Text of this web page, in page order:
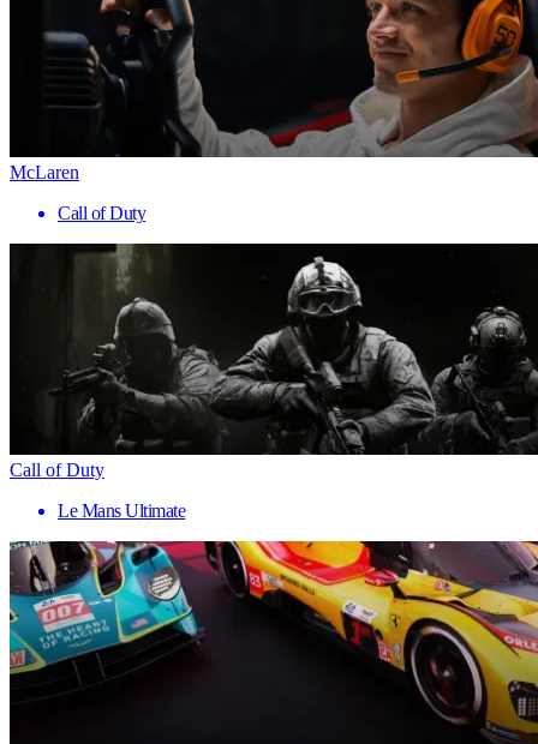
McLaren
Call of Duty
Call of Duty
Le Mans Ultimate